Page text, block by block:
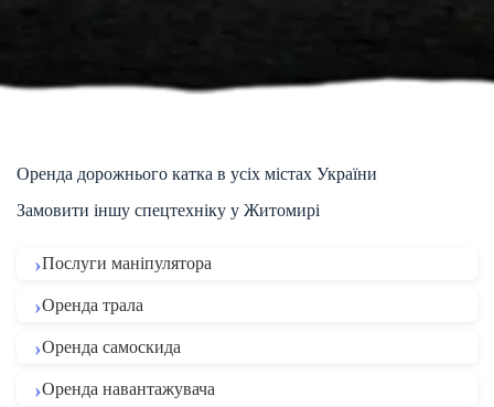
Оренда дорожнього катка в усіх містах України
Замовити іншу спецтехніку у Житомирі
Послуги маніпулятора
Оренда трала
Оренда самоскида
Оренда навантажувача